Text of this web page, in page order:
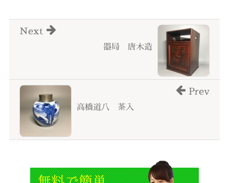
器局 唐木造
Next
高橋道八 茶入
Prev